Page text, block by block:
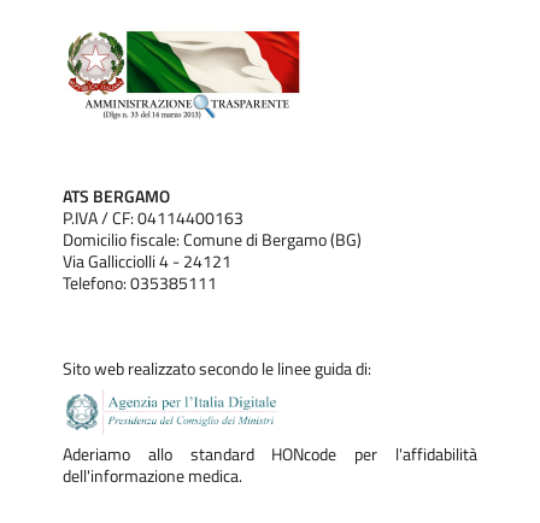
ATS BERGAMO
P.IVA / CF: 04114400163
Domicilio fiscale: Comune di Bergamo (BG)
Via Gallicciolli 4 - 24121
Telefono: 035385111
Sito web realizzato secondo le linee guida di:
Aderiamo allo standard HONcode per l'affidabilità
dell'informazione medica.